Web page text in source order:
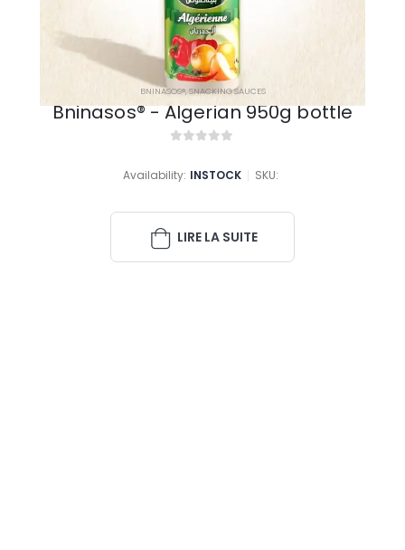
BNINASOS®, SNACKING SAUCES
Bninasos® - Algerian 950g bottle
Availability: INSTOCK SKU:
LIRE LA SUITE